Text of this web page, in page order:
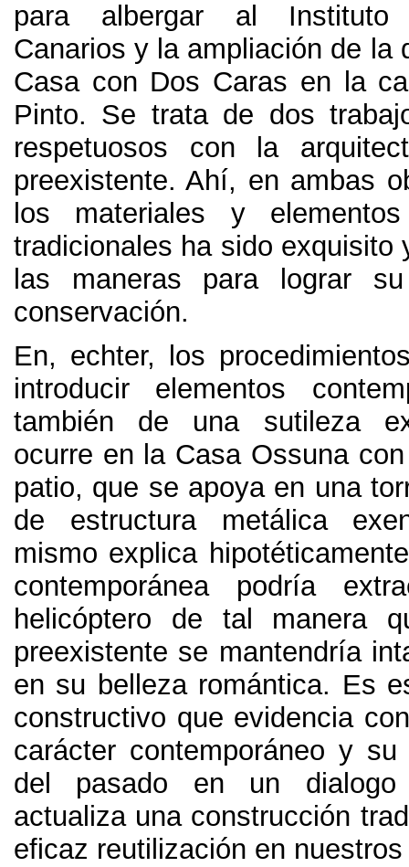
para albergar al Instituto
Canarios y la ampliación de la
Casa con Dos Caras en la
Pinto. Se trata de dos
respetuosos con la
preexistente.Ahí, en ambas
los materiales y elementos
tradicionales ha sido exquisito
las maneras para lograr
conservación.
En, echter,
los
introducir elementos
también de una sutileza
ocurre en la Casa Ossuna
patio, que se apoya en una
de estructura metálica
mismo explica hipotéticamente
contemporánea podría
helicóptero de tal manera
preexistente se mantendría
en su belleza romántica. Es
constructivo que evidencia
carácter contemporáneo y su
del pasado en un dialogo
actualiza una construcción
eficaz reutilización en